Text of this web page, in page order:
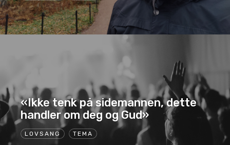
LOVSANG TEMA
«Ikke tenk på sidemannen, dette
handler om deg og Gud»